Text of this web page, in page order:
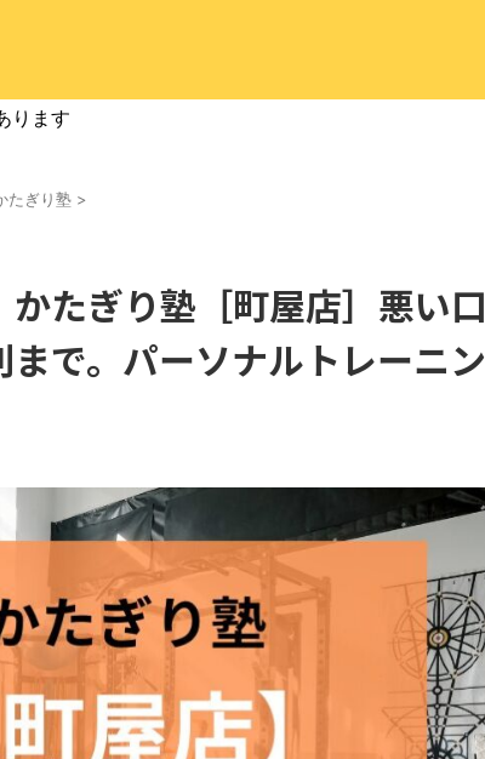
ります
たぎり塾 >
かたぎり塾［町屋店］悪い口
で。パーソナルトレーニン